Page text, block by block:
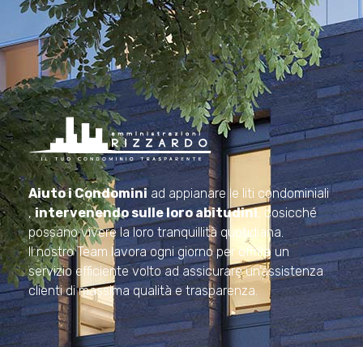
Amministrazioni Rizzardo
Il tuo condominio trasparente
Aiuto i Condominiad appianare le liti condominiali
,intervenendo sulle loro abitudini, cosicché
possano vivere la loro tranquillità quotidiana.
Il nostro Team lavora ogni giorno per offrire un
servizio efficiente volto ad assicurare un’assistenza
clienti di massima qualità e trasparenza.